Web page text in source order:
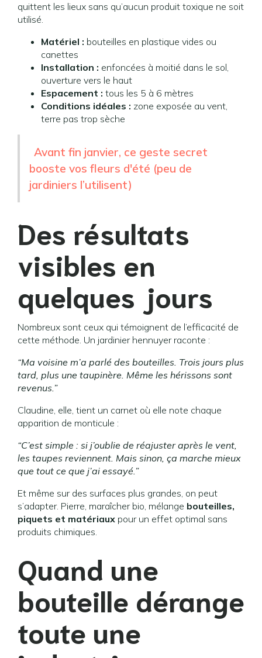
quittent les lieux sans qu’aucun produit toxique ne soit
utilisé.
Matériel : bouteilles en plastique vides ou
canettes
Installation : enfoncées à moitié dans le sol,
ouverture vers le haut
Espacement : tous les 5 à 6 mètres
Conditions idéales : zone exposée au vent,
terre pas trop sèche
Avant fin janvier, ce geste secret
booste vos fleurs d'été (peu de
jardiniers l’utilisent)
Des résultats
visibles en
quelques jours
Nombreux sont ceux qui témoignent de l’efficacité de
cette méthode. Un jardinier hennuyer raconte :
“Ma voisine m’a parlé des bouteilles. Trois jours plus
tard, plus une taupinère. Même les hérissons sont
revenus.”
Claudine, elle, tient un carnet où elle note chaque
apparition de monticule :
“C’est simple : si j’oublie de réajuster après le vent,
les taupes reviennent. Mais sinon, ça marche mieux
que tout ce que j’ai essayé.”
Et même sur des surfaces plus grandes, on peut
s’adapter. Pierre, maraîcher bio, mélange bouteilles,
piquets et matériaux pour un effet optimal sans
produits chimiques.
Quand une
bouteille dérange
toute une